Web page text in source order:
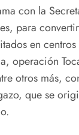
con la
para
en
operación
otros más,
que se